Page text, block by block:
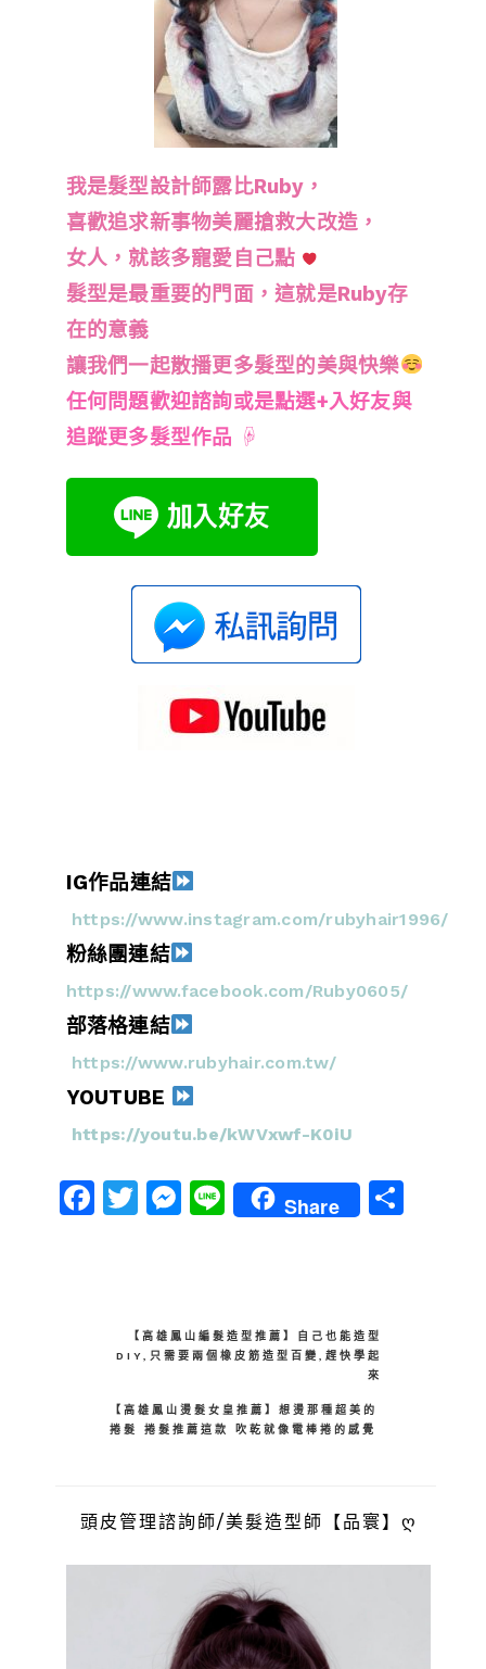
我是髮型設計師露比Ruby，
喜歡追求新事物美麗搶救大改造，
女人，就該多寵愛自己點
髮型是最重要的門面，這就是Ruby存
在的意義
讓我們一起散播更多髮型的美與快樂
任何問題歡迎諮詢或是點選+入好友與
追蹤更多髮型作品 ☟
IG作品連結
https://www.instagram.com/rubyhair1996/
粉絲團連結
https://www.facebook.com/Ruby0605/
部落格連結
https://www.rubyhair.com.tw/
YOUTUBE
https://youtu.be/kWVxwf-K0iU
Facebook
Twitter
Messenger
LineShare
分
【高雄鳳山編髮造型推薦】自己也能造型
DIY,只需要兩個橡皮筋造型百變,趕快學起
來
【高雄鳳山燙髮女皇推薦】想燙那種超美的
捲髮 捲髮推薦這款 吹乾就像電棒捲的感覺
頭皮管理諮詢師/美髮造型師【品寰】ღ